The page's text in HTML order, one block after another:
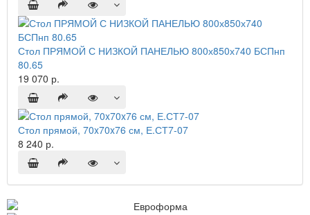
Стол ПРЯМОЙ С НИЗКОЙ ПАНЕЛЬЮ 800х850х740 БСПнп
80.65
19 070 р.
Стол прямой, 70x70x76 см, Е.СТ7-07
8 240 р.